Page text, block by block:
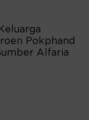
Pokphand
Alfaria